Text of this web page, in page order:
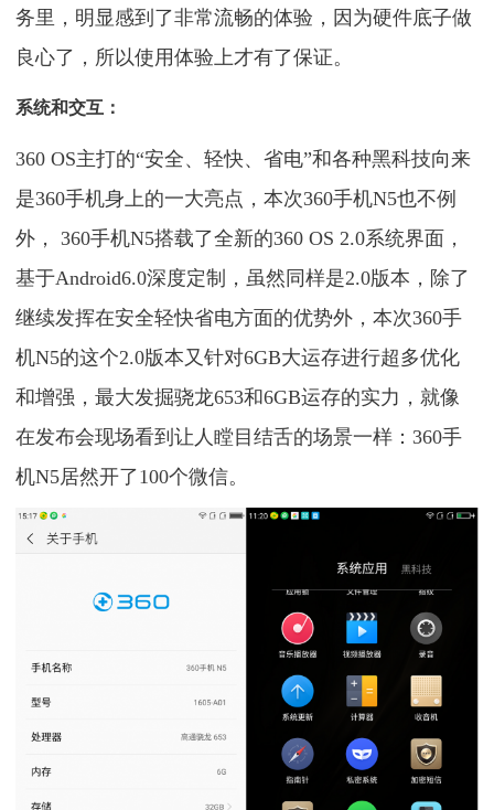
务里，明显感到了非常流畅的体验，因为硬件底子做
良心了，所以使用体验上才有了保证。
系统和交互：
360 OS主打的“安全、轻快、省电”和各种黑科技向来
是360手机身上的一大亮点，本次360手机N5也不例
外， 360手机N5搭载了全新的360 OS 2.0系统界面，
基于Android6.0深度定制，虽然同样是2.0版本，除了
继续发挥在安全轻快省电方面的优势外，本次360手
机N5的这个2.0版本又针对6GB大运存进行超多优化
和增强，最大发掘骁龙653和6GB运存的实力，就像
在发布会现场看到让人瞠目结舌的场景一样：360手
机N5居然开了100个微信。